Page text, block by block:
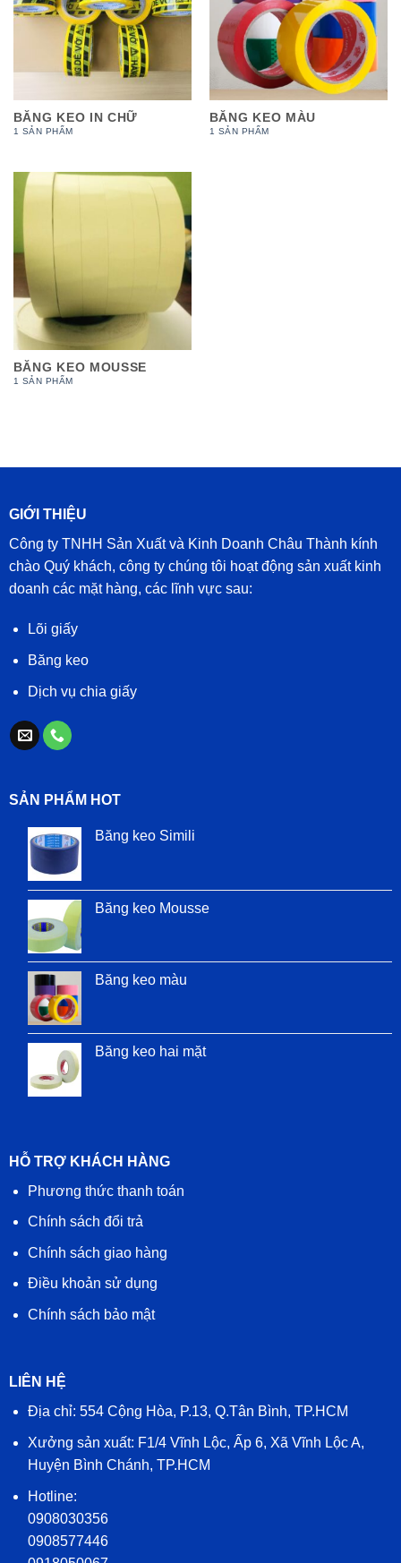
BĂNG KEO IN CHỮ
1 SẢN PHẨM
BĂNG KEO MÀU
1 SẢN PHẨM
BĂNG KEO MOUSSE
1 SẢN PHẨM
GIỚI THIỆU
Công ty TNHH Sản Xuất và Kinh Doanh Châu Thành kính
chào Quý khách, công ty chúng tôi hoạt động sản xuất kinh
doanh các mặt hàng, các lĩnh vực sau:
Lõi giấy
Băng keo
Dịch vụ chia giấy
SẢN PHẨM HOT
Băng keo Simili
Băng keo Mousse
Băng keo màu
Băng keo hai mặt
HỖ TRỢ KHÁCH HÀNG
Phương thức thanh toán
Chính sách đổi trả
Chính sách giao hàng
Điều khoản sử dụng
Chính sách bảo mật
LIÊN HỆ
Địa chỉ: 554 Cộng Hòa, P.13, Q.Tân Bình, TP.HCM
Xưởng sản xuất: F1/4 Vĩnh Lộc, Ấp 6, Xã Vĩnh Lộc A,
Huyện Bình Chánh, TP.HCM
Hotline:
0908030356
0908577446